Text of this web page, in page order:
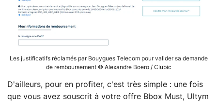
Les justificatifs réclamés par Bouygues Telecom pour valider sa demande
de remboursement © Alexandre Boero / Clubic
D'ailleurs, pour en profiter, c'est très simple : une fois
que vous avez souscrit à votre offre Bbox Must, Ultym